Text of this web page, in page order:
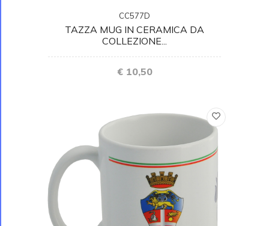
CC577D
TAZZA MUG IN CERAMICA DA
COLLEZIONE...
€ 10,50